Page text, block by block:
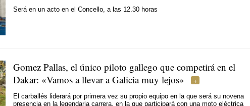
Será en un acto en el Concello, a las 12.30 horas
Gomez Pallas, el único piloto gallego que competirá en el
Dakar: «Vamos a llevar a Galicia muy lejos»
El carballés liderará por primera vez su propio equipo en la que será su novena
presencia en la legendaria carrera, en la que participará con una moto eléctrica